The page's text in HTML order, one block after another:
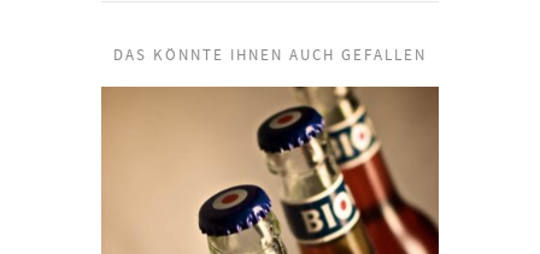
DAS KÖNNTE IHNEN AUCH GEFALLEN